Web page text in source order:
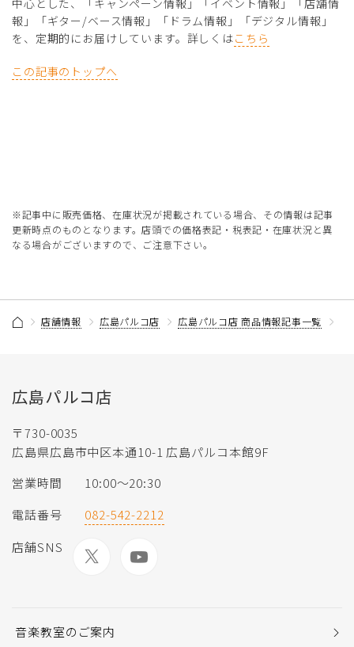
中心とした、「キャンペーン情報」「イベント情報」「店舗情
報」「ギター/ベース情報」「ドラム情報」「デジタル情報」
を、定期的にお届けしています。詳しくはこちら
この記事のトップへ
※記事中に販売価格、在庫状況が掲載されている場合、その情報は記事
更新時点のものとなります。店頭での価格表記・税表記・在庫状況と異
なる場合がございますので、ご注意下さい。
店舗情報 広島パルコ店 広島パルコ店 商品情報記事一覧
広島パルコ店
〒730-0035
広島県広島市中区本通10-1 広島パルコ本館9F
営業時間
10:00～20:30
電話番号
082-542-2212
店舗SNS
音楽教室のご案内